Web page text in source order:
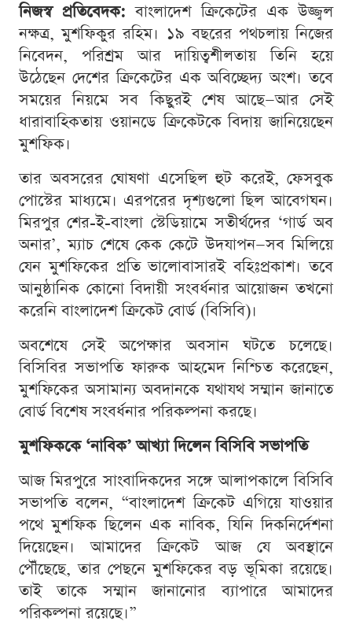
নিজস্ব প্রতিবেদক: বাংলাদেশ ক্রিকেটের এক উজ্জ্বল
নক্ষত্র, মুশফিকুর রহিম। ১৯ বছরের পথচলায় নিজের
নিবেদন, পরিশ্রম আর দায়িত্বশীলতায় তিনি হয়ে
উঠেছেন দেশের ক্রিকেটের এক অবিচ্ছেদ্য অংশ। তবে
সময়ের নিয়মে সব কিছুরই শেষ আছে—আর সেই
ধারাবাহিকতায় ওয়ানডে ক্রিকেটকে বিদায় জানিয়েছেন
মুশফিক।
তার অবসরের ঘোষণা এসেছিল হুট করেই, ফেসবুক
পোস্টের মাধ্যমে। এরপরের দৃশ্যগুলো ছিল আবেগঘন।
মিরপুর শের-ই-বাংলা স্টেডিয়ামে সতীর্থদের ‘গার্ড অব
অনার’, ম্যাচ শেষে কেক কেটে উদযাপন—সব মিলিয়ে
যেন মুশফিকের প্রতি ভালোবাসারই বহিঃপ্রকাশ। তবে
আনুষ্ঠানিক কোনো বিদায়ী সংবর্ধনার আয়োজন তখনো
করেনি বাংলাদেশ ক্রিকেট বোর্ড (বিসিবি)।
অবশেষে সেই অপেক্ষার অবসান ঘটতে চলেছে।
বিসিবির সভাপতি ফারুক আহমেদ নিশ্চিত করেছেন,
মুশফিকের অসামান্য অবদানকে যথাযথ সম্মান জানাতে
বোর্ড বিশেষ সংবর্ধনার পরিকল্পনা করছে।
মুশফিককে ‘নাবিক’ আখ্যা দিলেন বিসিবি সভাপতি
আজ মিরপুরে সাংবাদিকদের সঙ্গে আলাপকালে বিসিবি
সভাপতি বলেন, “বাংলাদেশ ক্রিকেট এগিয়ে যাওয়ার
পথে মুশফিক ছিলেন এক নাবিক, যিনি দিকনির্দেশনা
দিয়েছেন। আমাদের ক্রিকেট আজ যে অবস্থানে
পৌঁছেছে, তার পেছনে মুশফিকের বড় ভূমিকা রয়েছে।
তাই তাকে সম্মান জানানোর ব্যাপারে আমাদের
পরিকল্পনা রয়েছে।”